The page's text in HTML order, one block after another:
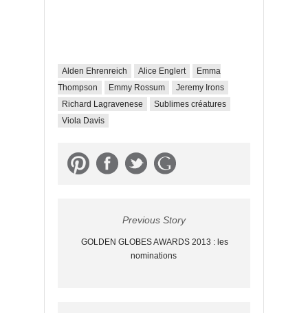
Alden Ehrenreich Alice Englert
Emma
Thompson
Emmy Rossum
Jeremy Irons
Richard Lagravenese
Sublimes créatures
Viola Davis
Previous Story
GOLDEN GLOBES AWARDS 2013 : les
nominations